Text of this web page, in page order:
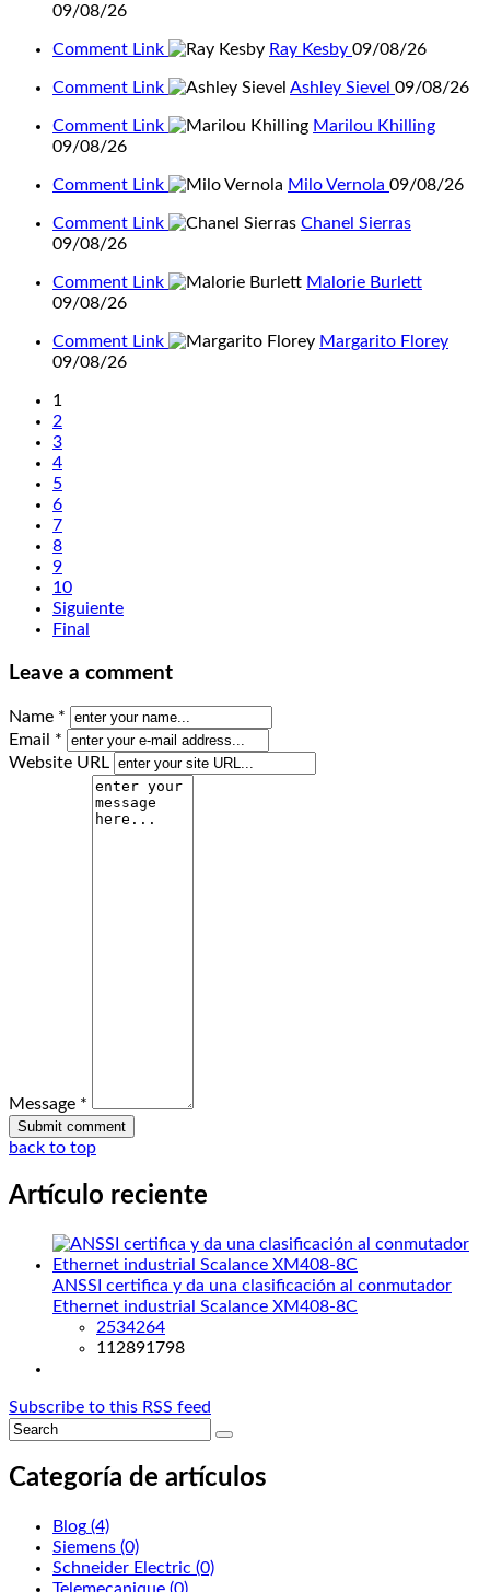
09/08/26
Comment Link Ray Kesby 09/08/26
Comment Link Ashley Sievel 09/08/26
Comment Link
Marilou Khilling
09/08/26
Comment Link Milo Vernola 09/08/26
Comment Link
Chanel Sierras
09/08/26
Comment Link
Malorie Burlett
09/08/26
Comment Link
Margarito Florey
09/08/26
1
2
3
4
5
6
7
8
9
10
Siguiente
Final
Leave a comment
Name *
Email *
Website URL
Message *
back to top
Artículo reciente
ANSSI certifica y da una clasificación al conmutador
Ethernet industrial Scalance XM408-8C
2534264
112891798
Subscribe to this RSS feed
Categoría de artículos
Blog (4)
Siemens (0)
Schneider Electric (0)